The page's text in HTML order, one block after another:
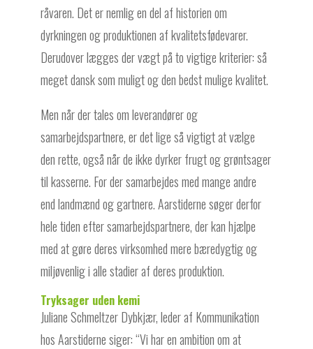
råvaren. Det er nemlig en del af historien om
dyrkningen og produktionen af kvalitetsfødevarer.
Derudover lægges der vægt på to vigtige kriterier: så
meget dansk som muligt og den bedst mulige kvalitet.
Men når der tales om leverandører og
samarbejdspartnere, er det lige så vigtigt at vælge
den rette, også når de ikke dyrker frugt og grøntsager
til kasserne. For der samarbejdes med mange andre
end landmænd og gartnere. Aarstiderne søger derfor
hele tiden efter samarbejdspartnere, der kan hjælpe
med at gøre deres virksomhed mere bæredygtig og
miljøvenlig i alle stadier af deres produktion.
Tryksager uden kemi
Juliane Schmeltzer Dybkjær, leder af Kommunikation
hos Aarstiderne siger: “Vi har en ambition om at